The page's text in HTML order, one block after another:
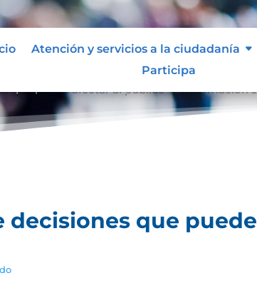
Atención y servicios a la ciudadanía
Participa
que puede afectar al público Información
decisiones que